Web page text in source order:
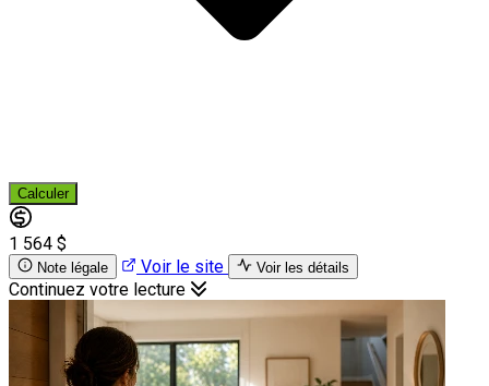
Calculer
1 564 $
Note légale Voir le site Voir les détails
Continuez votre lecture